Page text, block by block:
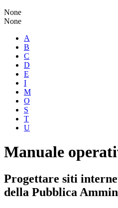
None
None
A
B
C
D
E
I
M
O
S
T
U
Manuale
Progettare siti
della Pubblica